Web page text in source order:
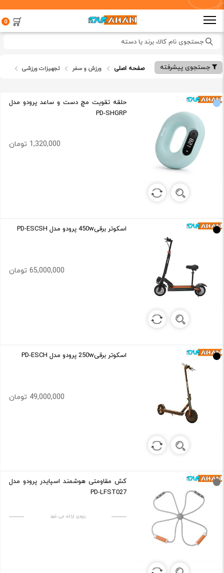
0
جستجوی نام کالا، برند یا دسته
صفحه اصلی ورزش و سفر تجهیزات ورزشی
حلقه تقویت مچ دست و ساعد پرودو مدل
PD-SHGRP
1,320,000 تومان
اسکوتر برقی450w پرودو مدل PD-ESCSH
65,000,000 تومان
اسکوتر برقی250w پرودو مدل PD-ESCH
49,000,000 تومان
کش مقاومتی هوشمند اسپایدر پرودو مدل
PD-LFST027
بزودی ارائه می شود